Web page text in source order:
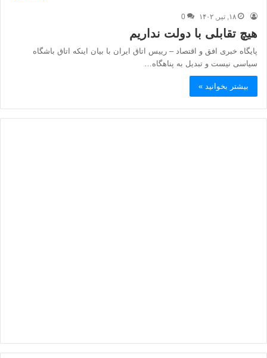
۱۸, تیر, ۱۴۰۲ 0
هیچ تقابلی با دولت نداریم
پایگاه خبری افق و اقتصاد – رییس اتاق ایران با بیان اینکه اتاق باشگاه
سیاسی نیست و تبدیل به پناهگاه…
بیشتر بخوانید »